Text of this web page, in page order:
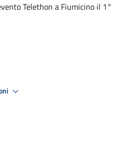
Telethon a Fiumicino il 1°